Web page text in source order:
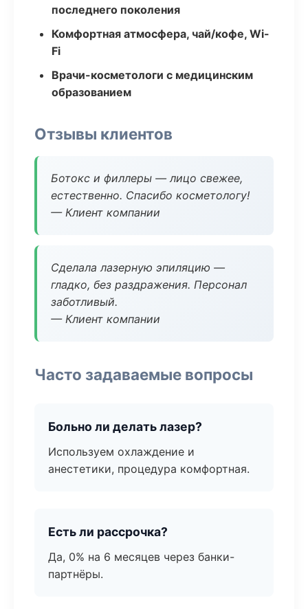
последнего поколения
Комфортная атмосфера, чай/кофе, Wi-
Fi
Врачи-косметологи с медицинским
образованием
Отзывы клиентов
Ботокс и филлеры — лицо свежее,
естественно. Спасибо косметологу!
— Клиент компании
Сделала лазерную эпиляцию —
гладко, без раздражения. Персонал
заботливый.
— Клиент компании
Часто задаваемые вопросы
Больно ли делать лазер?
Используем охлаждение и
анестетики, процедура комфортная.
Есть ли рассрочка?
Да, 0% на 6 месяцев через банки-
партнёры.